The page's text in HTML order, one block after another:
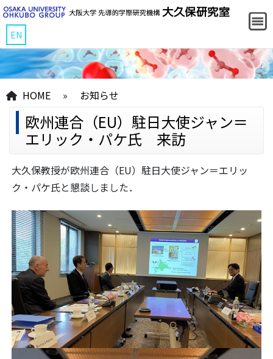
EN
HOME » お知らせ
欧州連合（EU）駐日大使ジャン＝
エリック・パケ氏 来訪
大久保教授が欧州連合（EU）駐日大使ジャン＝エリッ
ク・パケ氏と懇談しました．